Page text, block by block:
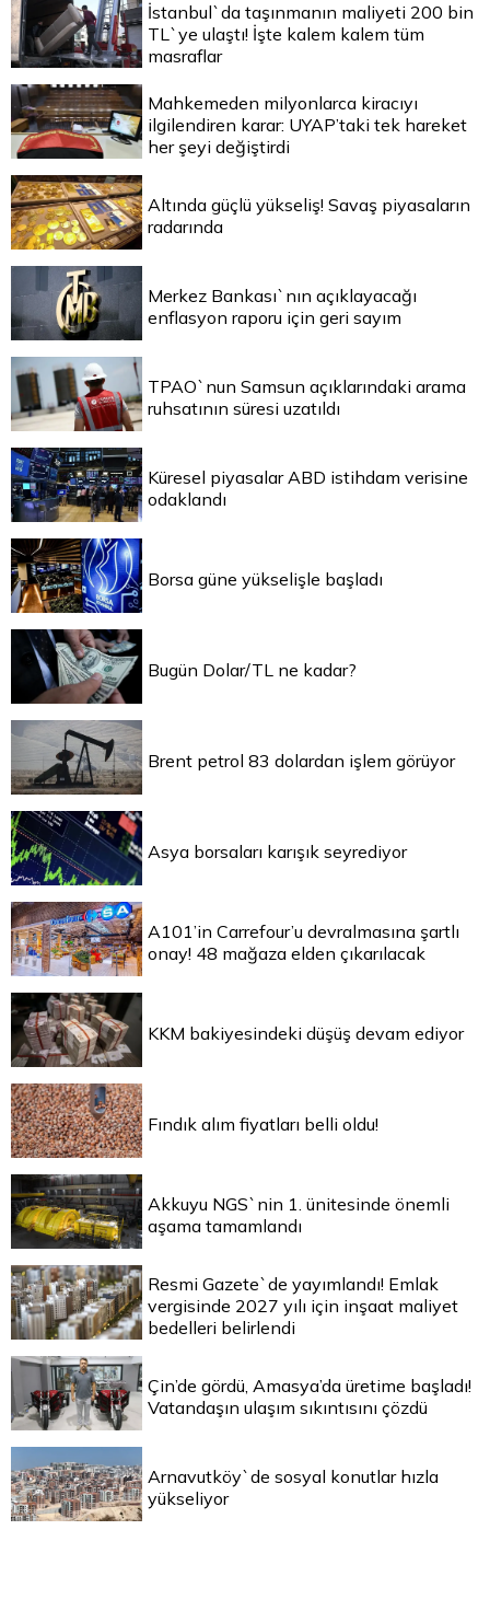
İstanbul`da taşınmanın maliyeti 200 bin
TL`ye ulaştı! İşte kalem kalem tüm
masraflar
Mahkemeden milyonlarca kiracıyı
ilgilendiren karar: UYAP’taki tek hareket
her şeyi değiştirdi
Altında güçlü yükseliş! Savaş piyasaların
radarında
Merkez Bankası`nın açıklayacağı
enflasyon raporu için geri sayım
TPAO`nun Samsun açıklarındaki arama
ruhsatının süresi uzatıldı
Küresel piyasalar ABD istihdam verisine
odaklandı
Borsa güne yükselişle başladı
Bugün Dolar/TL ne kadar?
Brent petrol 83 dolardan işlem görüyor
Asya borsaları karışık seyrediyor
A101’in Carrefour’u devralmasına şartlı
onay! 48 mağaza elden çıkarılacak
KKM bakiyesindeki düşüş devam ediyor
Fındık alım fiyatları belli oldu!
Akkuyu NGS`nin 1. ünitesinde önemli
aşama tamamlandı
Resmi Gazete`de yayımlandı! Emlak
vergisinde 2027 yılı için inşaat maliyet
bedelleri belirlendi
Çin’de gördü, Amasya’da üretime başladı!
Vatandaşın ulaşım sıkıntısını çözdü
Arnavutköy`de sosyal konutlar hızla
yükseliyor